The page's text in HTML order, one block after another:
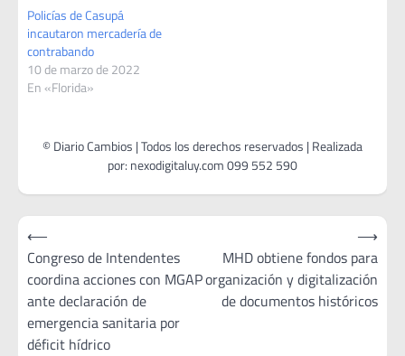
Policías de Casupá
incautaron mercadería de
contrabando
10 de marzo de 2022
En «Florida»
Navegación
de
entradas
⟵
Congreso de Intendentes
coordina acciones con MGAP
ante declaración de
emergencia sanitaria por
déficit hídrico
MHD obtiene fondos para
organización y digitalización
de documentos históricos
⟶